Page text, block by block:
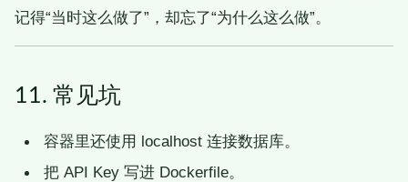
记得“当时这么做了”，却忘了“为什么这么做”。
11. 常见坑
容器里还使用 localhost 连接数据库。
把 API Key 写进 Dockerfile。